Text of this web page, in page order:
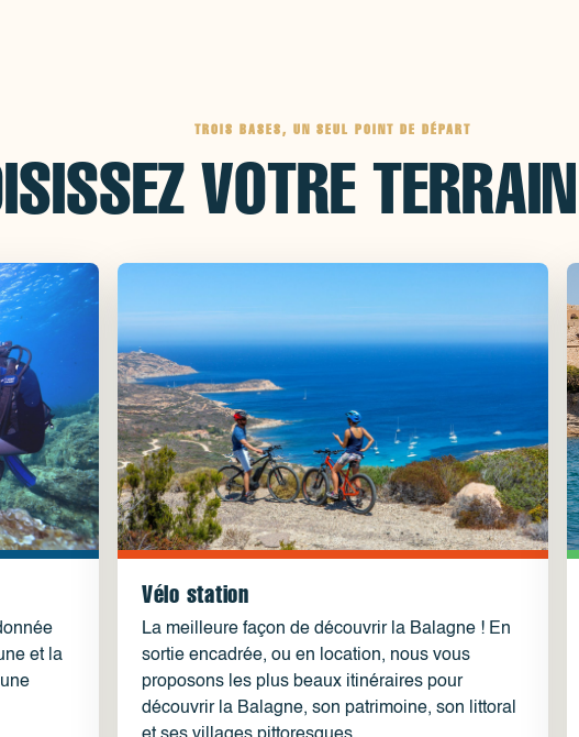
TROIS BASES, UN SEUL POINT DE DÉPART
VOTRE
et la
Vélo station
La meilleure façon de découvrir la Balagne ! En
sortie encadrée, ou en location, nous vous
proposons les plus beaux itinéraires pour
découvrir la Balagne, son patrimoine, son littoral